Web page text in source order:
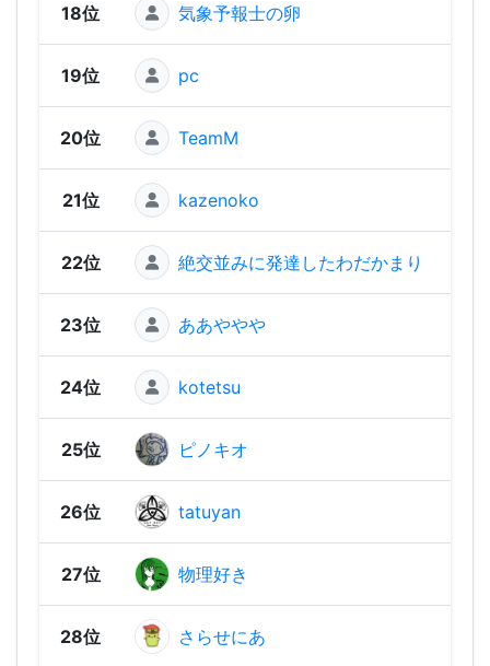
18位 気象予報士の卵
19位 pc
20位 TeamM
21位 kazenoko
22位 絶交並みに発達したわだかまり
23位 ああややや
24位 kotetsu
25位 ピノキオ
26位 tatuyan
27位 物理好き
28位 さらせにあ